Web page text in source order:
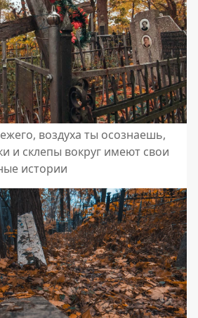
воздуха ты осознаешь,
и склепы вокруг имеют свои
истории